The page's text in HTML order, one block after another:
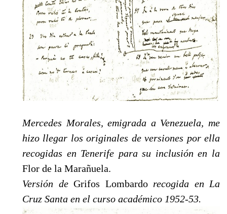
Mercedes Morales, emigrada a Vene­zuela, me
hizo llegar los originales de versiones por ella
recogidas en Tenerife para su inclusión en la
Flor de la Marañuela.
Versión de Grifos Lombardo recogida en La
Cruz Santa en el curso académico 1952-53.